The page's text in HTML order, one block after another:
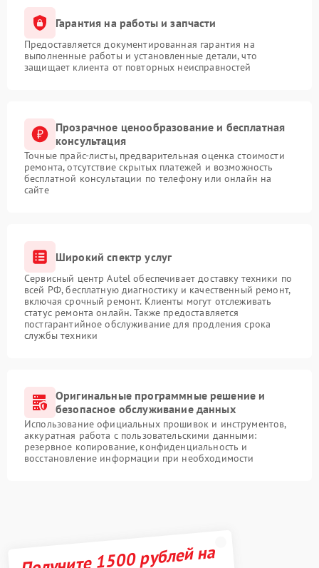
Гарантия на работы и запчасти
Предоставляется документированная гарантия на
выполненные работы и установленные детали, что
защищает клиента от повторных неисправностей
Прозрачное ценообразование и бесплатная
консультация
Точные прайс-листы, предварительная оценка стоимости
ремонта, отсутствие скрытых платежей и возможность
бесплатной консультации по телефону или онлайн на
сайте
Широкий спектр услуг
Сервисный центр Autel обеспечивает доставку техники по
всей РФ, бесплатную диагностику и качественный ремонт,
включая срочный ремонт. Клиенты могут отслеживать
статус ремонта онлайн. Также предоставляется
постгарантийное обслуживание для продления срока
службы техники
Оригинальные программные решение и
безопасное обслуживание данных
Использование официальных прошивок и инструментов,
аккуратная работа с пользовательскими данными:
резервное копирование, конфиденциальность и
восстановление информации при необходимости